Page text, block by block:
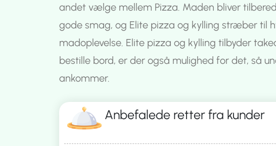
andet vælge mellem Pizza. Maden bliver
gode smag, og Elite pizza og kylling stræber til
madoplevelse. Elite pizza og kylling tilbyder
bestille bord, er der også mulighed for det, så
ankommer.
Anbefalede retter fra kunder